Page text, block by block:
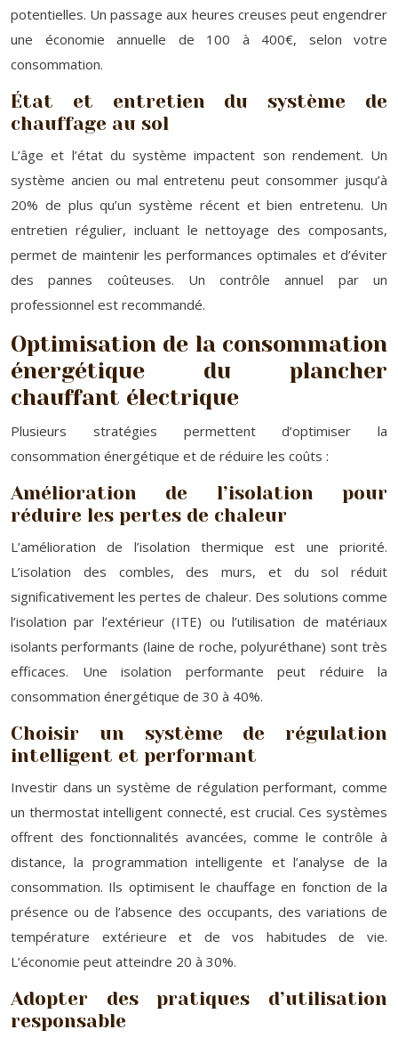
potentielles. Un passage aux heures creuses peut engendrer
une économie annuelle de 100 à 400€, selon votre
consommation.
État et entretien du système de
chauffage au sol
L’âge et l’état du système impactent son rendement. Un
système ancien ou mal entretenu peut consommer jusqu’à
20% de plus qu’un système récent et bien entretenu. Un
entretien régulier, incluant le nettoyage des composants,
permet de maintenir les performances optimales et d’éviter
des pannes coûteuses. Un contrôle annuel par un
professionnel est recommandé.
Optimisation de la consommation
énergétique du plancher
chauffant électrique
Plusieurs stratégies permettent d’optimiser la
consommation énergétique et de réduire les coûts :
Amélioration de l’isolation pour
réduire les pertes de chaleur
L’amélioration de l’isolation thermique est une priorité.
L’isolation des combles, des murs, et du sol réduit
significativement les pertes de chaleur. Des solutions comme
l’isolation par l’extérieur (ITE) ou l’utilisation de matériaux
isolants performants (laine de roche, polyuréthane) sont très
efficaces. Une isolation performante peut réduire la
consommation énergétique de 30 à 40%.
Choisir un système de régulation
intelligent et performant
Investir dans un système de régulation performant, comme
un thermostat intelligent connecté, est crucial. Ces systèmes
offrent des fonctionnalités avancées, comme le contrôle à
distance, la programmation intelligente et l’analyse de la
consommation. Ils optimisent le chauffage en fonction de la
présence ou de l’absence des occupants, des variations de
température extérieure et de vos habitudes de vie.
L’économie peut atteindre 20 à 30%.
Adopter des pratiques d’utilisation
responsable